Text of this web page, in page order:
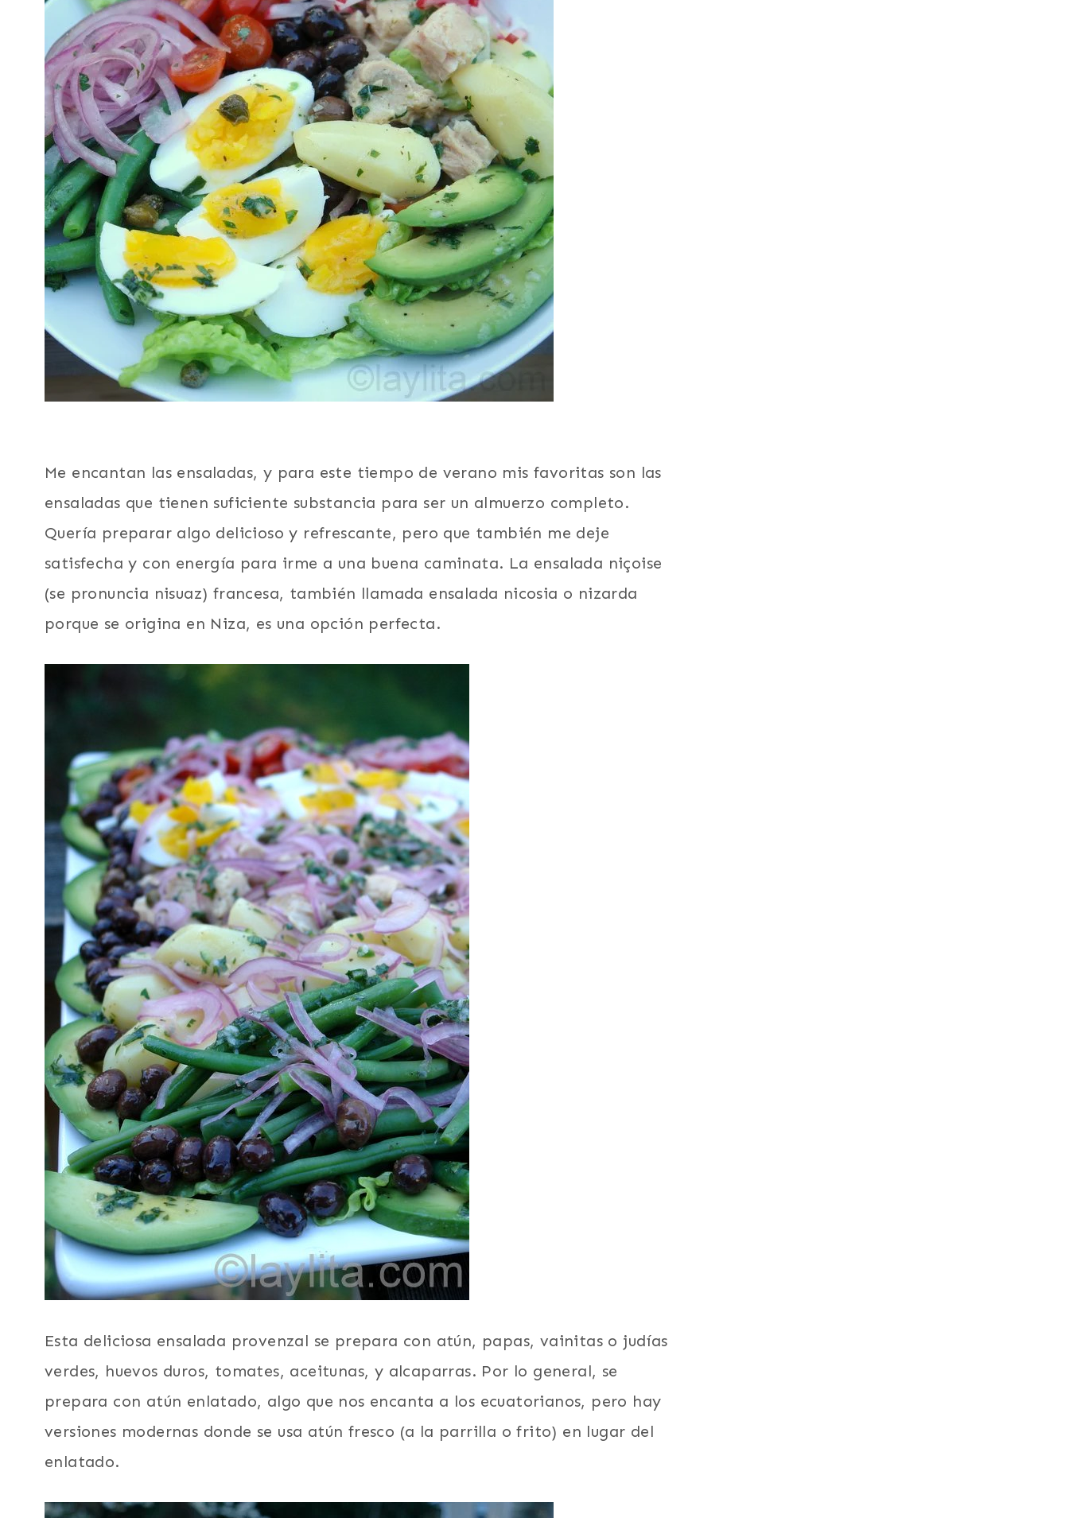
Me encantan las ensaladas, y para este tiempo de verano mis favoritas son las
ensaladas que tienen suficiente substancia para ser un almuerzo completo.
Quería preparar algo delicioso y refrescante, pero que también me deje
satisfecha y con energía para irme a una buena caminata. La ensalada niçoise
(se pronuncia nisuaz) francesa, también llamada ensalada nicosia o nizarda
porque se origina en Niza, es una opción perfecta.
Esta deliciosa ensalada provenzal se prepara con atún, papas, vainitas o judías
verdes, huevos duros, tomates, aceitunas, y alcaparras. Por lo general, se
prepara con atún enlatado, algo que nos encanta a los ecuatorianos, pero hay
versiones modernas donde se usa atún fresco (a la parrilla o frito) en lugar del
enlatado.